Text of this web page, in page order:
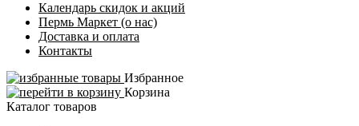
Календарь скидок и акций
Пермь Маркет (о нас)
Доставка и оплата
Контакты
Избранное
Корзина
Каталог товаров